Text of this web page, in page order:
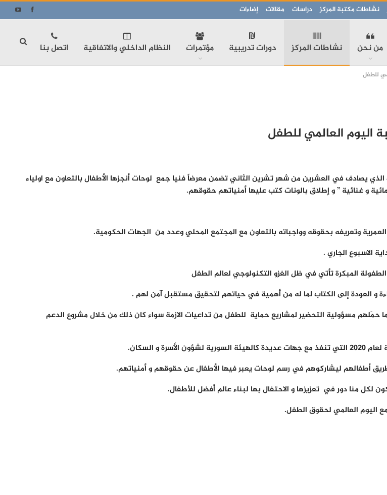
نشاطات مكتبة المركز دراسات مقالات إضاءات
من نحن نشاطات المركز دورات تدريبية مؤتمرات النظام الداخلي والاتفاقية اتصل بنا
للطفل
اليوم العالمي للطفل
و الذي يصادف في العشرين من شهر تشرين الثاني تضمن معرضاً فنيا جمع لوحات أنجزها الأطفال بالتعاون مع اولياء
و غنائية ” و إطلاق بالونات كتب عليها أمنياتهم حقوقهم.
وتعريفه بحقوقه وواجباته بالتعاون مع المجتمع المحلي وعدد من الجهات الحكومية.
الاسبوع الجاري .
المبكرة تأتي في ظل الغزو التكنولوجي لعالم الطفل
و العودة إلى الكتاب لما له من أهمية في حياتهم لتحقيق مستقبل آمن لهم .
مسؤولية التحضير لمشاريع حماية للطفل من تداعيات الازمة سواء كان ذلك من خلال مشروع الدعم
و السكان.
أطفالهم ليشاركوهم في رسم لوحات يعبر فيها الأطفال عن حقوقهم و أمنياتهم.
منا دور في تعزيزها و الاحتفال بها لبناء عالم أفضل للأطفال.
اليوم العالمي لحقوق الطفل.